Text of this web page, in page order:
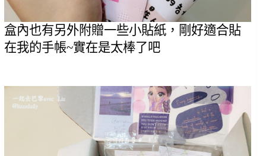
盒內也有另外附贈一些小貼紙，剛好適合貼
在我的手帳~實在是太棒了吧